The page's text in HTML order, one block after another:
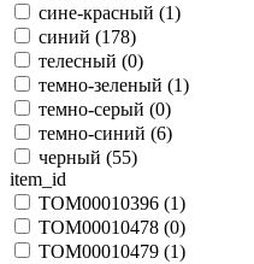
сине-красный (1)
синий (178)
телесный (0)
темно-зеленый (1)
темно-серый (0)
темно-синий (6)
черный (55)
item_id
TOM00010396 (1)
TOM00010478 (0)
TOM00010479 (1)